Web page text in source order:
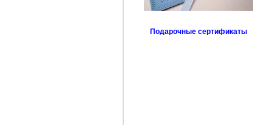
Подарочные сертификаты